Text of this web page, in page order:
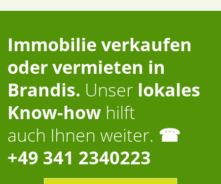
Immobilie verkaufen
oder vermieten in
Brandis. Unser lokales
Know-how hilft
auch Ihnen weiter. ☎
+49 341 2340223